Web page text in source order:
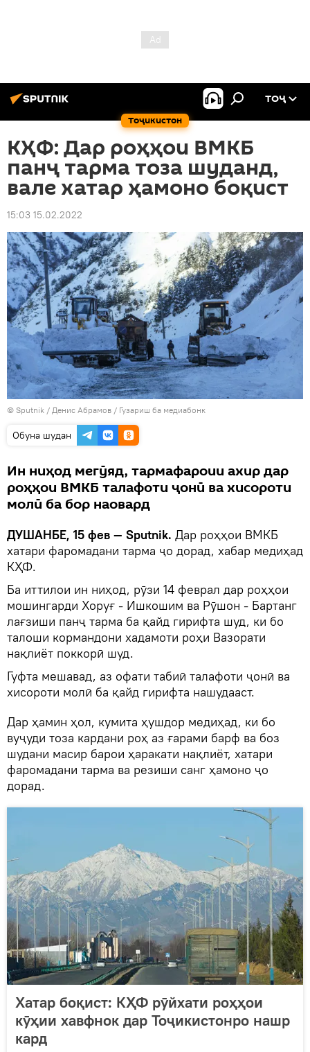
Тоҷикистон
ТОҶ
КҲФ: Дар роҳҳои ВМКБ
панҷ тарма тоза шуданд,
вале хатар ҳамоно боқист
15:03 15.02.2022
© Sputnik / Денис Абрамов / Гузариш ба медиабонк
Обуна шудан
Ин ниҳод мегӯяд, тармафароии ахир дар
роҳҳои ВМКБ талафоти ҷонӣ ва хисороти
молӣ ба бор наовард
ДУШАНБЕ, 15 фев — Sputnik. Дар роҳҳои ВМКБ
хатари фаромадани тарма ҷо дорад, хабар медиҳад
КҲФ.
Ба иттилои ин ниҳод, рӯзи 14 феврал дар роҳҳои
мошингарди Хоруғ - Ишкошим ва Рӯшон - Бартанг
лағзиши панҷ тарма ба қайд гирифта шуд, ки бо
талоши кормандони хадамоти роҳи Вазорати
нақлиёт поккорӣ шуд.
Гуфта мешавад, аз офати табиӣ талафоти ҷонӣ ва
хисороти молӣ ба қайд гирифта нашудааст.
Дар ҳамин ҳол, кумита ҳушдор медиҳад, ки бо
вуҷуди тоза кардани роҳ аз ғарами барф ва боз
шудани масир барои ҳаракати нақлиёт, хатари
фаромадани тарма ва резиши санг ҳамоно ҷо
дорад.
Хатар боқист: КҲФ рӯйхати роҳҳои
кӯҳии хавфнок дар Тоҷикистонро нашр
кард